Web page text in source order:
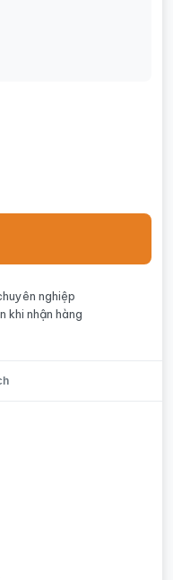
nghiệp
khi nhận hàng